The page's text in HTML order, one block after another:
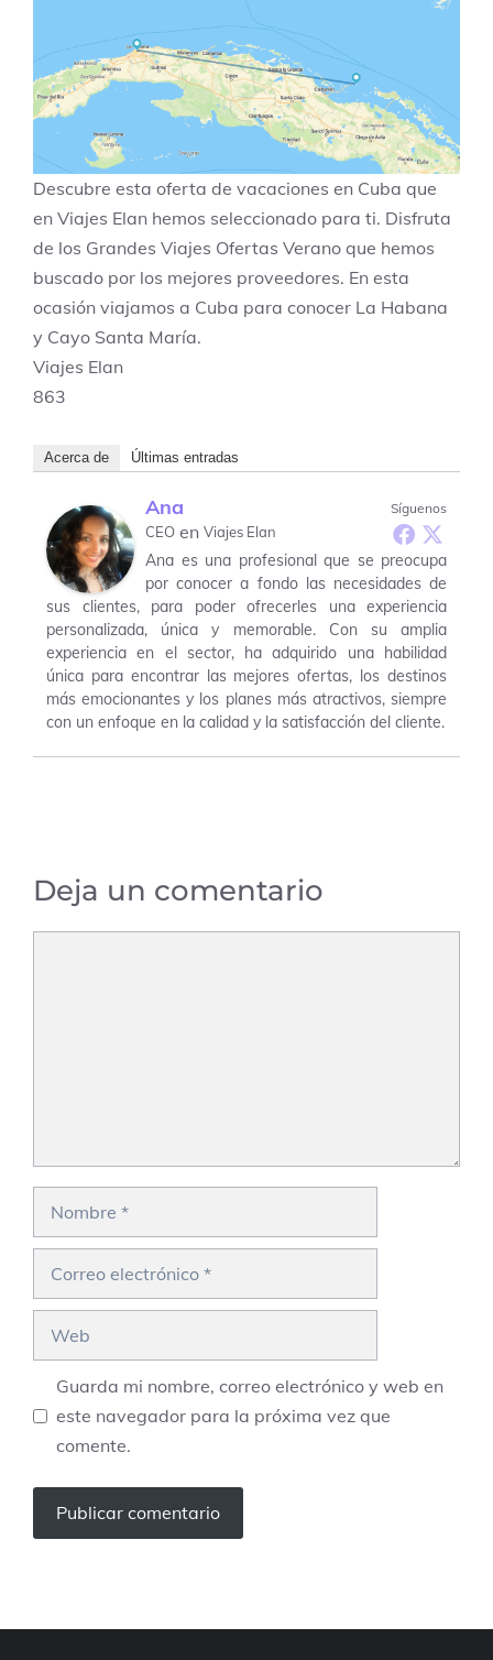
Descubre esta oferta de vacaciones en Cuba que
en Viajes Elan hemos seleccionado para ti. Disfruta
de los Grandes Viajes Ofertas Verano que hemos
buscado por los mejores proveedores. En esta
ocasión viajamos a Cuba para conocer La Habana
y Cayo Santa María.
Viajes Elan
863
Acerca de Últimas entradas
Síguenos
Ana
CEO en Viajes Elan
Ana es una profesional que se preocupa
por conocer a fondo las necesidades de
sus clientes, para poder ofrecerles una experiencia
personalizada, única y memorable. Con su amplia
experiencia en el sector, ha adquirido una habilidad
única para encontrar las mejores ofertas, los destinos
más emocionantes y los planes más atractivos, siempre
con un enfoque en la calidad y la satisfacción del cliente.
Deja un comentario
Guarda mi nombre, correo electrónico y web en
este navegador para la próxima vez que
comente.